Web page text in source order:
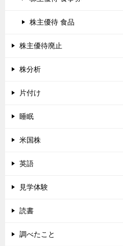
株主優待 食品
株主優待廃止
株分析
片付け
睡眠
米国株
英語
見学体験
読書
調べたこと